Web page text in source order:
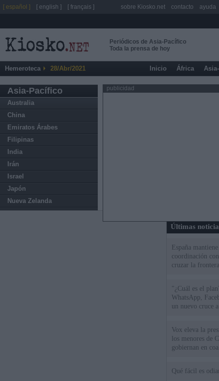
Periódicos de Asia-Pacífico
Toda la prensa de hoy
Hemeroteca 28/Abr/2021 Inicio África
Asia-Pacífico
Australia
China
Emiratos Árabes
Filipinas
India
Irán
Israel
Japón
Nueva Zelanda
publicidad
Últimas
España
coordinación
cruzar la
"¿Cuál es el
WhatsApp,
un nuevo cruce
Vox eleva la
los menores de
gobiernan en
Qué fácil es
[ español ] [ english ] [ français ] sobre Kiosko.net contacto ayuda